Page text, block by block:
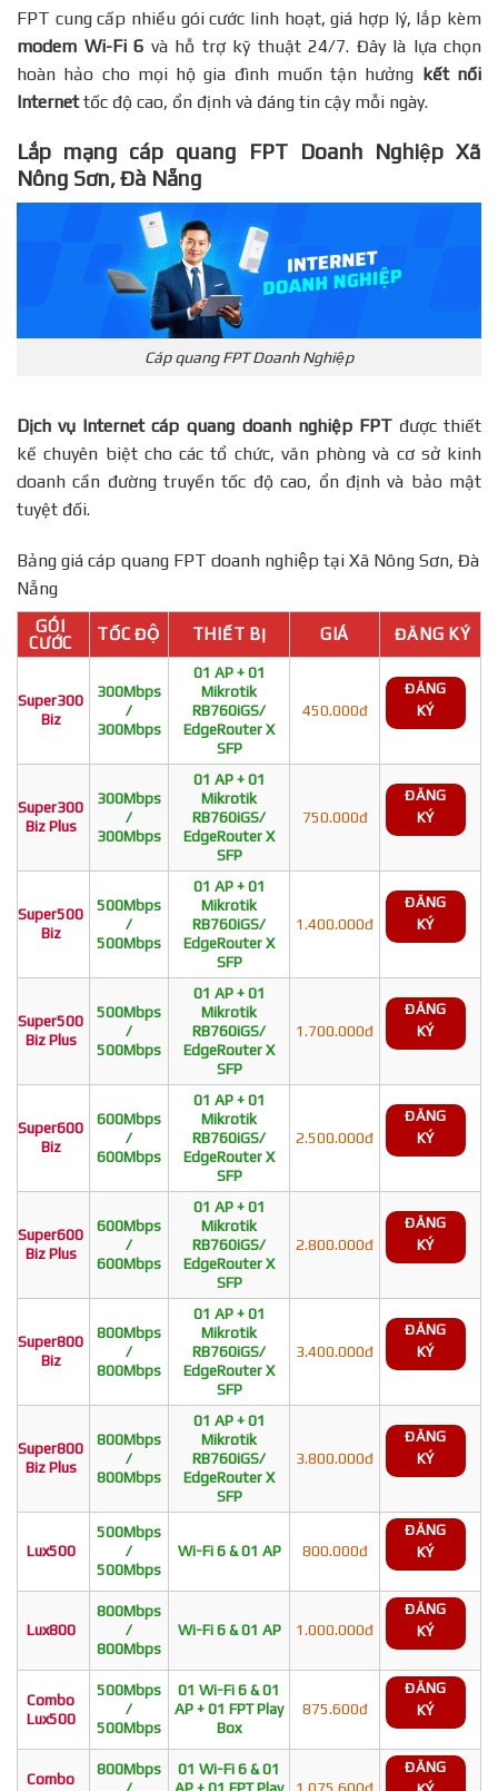
FPT cung cấp nhiều gói cước linh hoạt, giá hợp lý, lắp kèm
modem Wi-Fi 6 và hỗ trợ kỹ thuật 24/7. Đây là lựa chọn
hoàn hảo cho mọi hộ gia đình muốn tận hưởng kết nối
Internettốc độ cao, ổn định và đáng tin cậy mỗi ngày.
Lắp mạng cáp quang FPT Doanh Nghiệp Xã
Nông Sơn, Đà Nẵng
Cáp quang FPT Doanh Nghiệp
Dịch vụ Internet cáp quang doanh nghiệp FPTđược thiết
kế chuyên biệt cho các tổ chức, văn phòng và cơ sở kinh
doanh cần đường truyền tốc độ cao, ổn định và bảo mật
tuyệt đối.
Bảng giá cáp quang FPT doanh nghiệp tại Xã Nông Sơn, Đà
Nẵng
GÓI
CƯỚC
TỐC ĐỘ THIẾT BỊ GIÁ ĐĂNG KÝ
Super300
Biz
300Mbps
/
300Mbps
01 AP + 01
Mikrotik
RB760iGS/
EdgeRouter X
SFP
450.000đ
ĐĂNG
KÝ
Super300
Biz Plus
300Mbps
/
300Mbps
01 AP + 01
Mikrotik
RB760iGS/
EdgeRouter X
SFP
750.000đ
ĐĂNG
KÝ
Super500
Biz
500Mbps
/
500Mbps
01 AP + 01
Mikrotik
RB760iGS/
EdgeRouter X
SFP
1.400.000đ
ĐĂNG
KÝ
Super500
Biz Plus
500Mbps
/
500Mbps
01 AP + 01
Mikrotik
RB760iGS/
EdgeRouter X
SFP
1.700.000đ
ĐĂNG
KÝ
Super600
Biz
600Mbps
/
600Mbps
01 AP + 01
Mikrotik
RB760iGS/
EdgeRouter X
SFP
2.500.000đ
ĐĂNG
KÝ
Super600
Biz Plus
600Mbps
/
600Mbps
01 AP + 01
Mikrotik
RB760iGS/
EdgeRouter X
SFP
2.800.000đ
ĐĂNG
KÝ
Super800
Biz
800Mbps
/
800Mbps
01 AP + 01
Mikrotik
RB760iGS/
EdgeRouter X
SFP
3.400.000đ
ĐĂNG
KÝ
Super800
Biz Plus
800Mbps
/
800Mbps
01 AP + 01
Mikrotik
RB760iGS/
EdgeRouter X
SFP
3.800.000đ
ĐĂNG
KÝ
Lux500
500Mbps
/
500Mbps
Wi-Fi 6 & 01 AP 800.000đ
ĐĂNG
KÝ
Lux800
800Mbps
/
800Mbps
Wi-Fi 6 & 01 AP 1.000.000đ
ĐĂNG
KÝ
Combo
Lux500
500Mbps
/
500Mbps
01 Wi-Fi 6 & 01
AP + 01 FPT Play
Box
875.600đ
ĐĂNG
KÝ
Combo
800Mbps
01 Wi-Fi 6 & 01
ĐĂNG